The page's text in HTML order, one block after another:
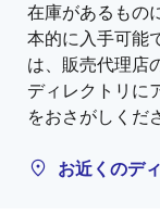
在庫があるもの
本的に入手可能
は、販売代理店
ディレクトリに
をおさがしくだ
お近くのデ